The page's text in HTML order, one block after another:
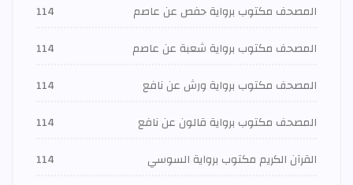
المصحف مكتوب برواية حفص عن عاصم
114
المصحف مكتوب برواية شعبة عن عاصم
114
المصحف مكتوب برواية ورش عن نافع
114
المصحف مكتوب برواية قالون عن نافع
114
القرآن الكريم مكتوب برواية السوسي
114